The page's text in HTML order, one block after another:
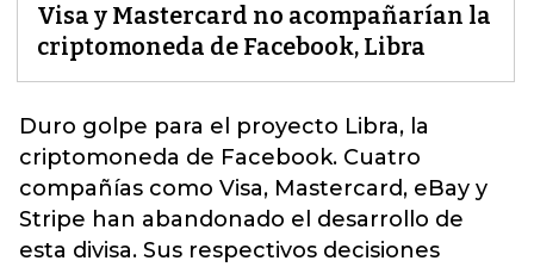
Visa y Mastercard no acompañarían la
criptomoneda de Facebook, Libra
Duro golpe para el proyecto Libra, la
criptomoneda de Facebook. Cuatro
compañías como Visa, Mastercard, eBay y
Stripe han abandonado el desarrollo de
esta divisa. Sus respectivos decisiones